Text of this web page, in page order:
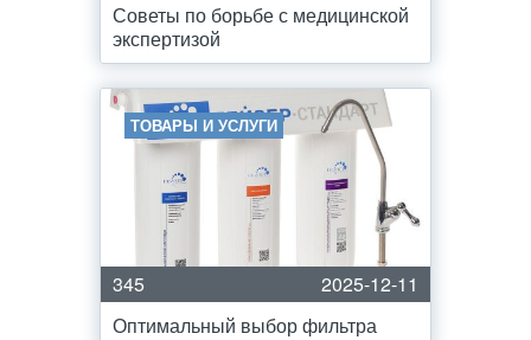
Советы по борьбе с медицинской
экспертизой
ТОВАРЫ И УСЛУГИ
345
2025-12-11
Оптимальный выбор фильтра